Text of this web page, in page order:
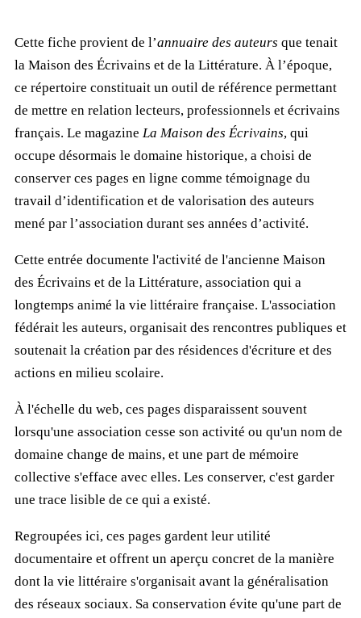
Cette fiche provient de l’annuaire des auteurs que tenait
la Maison des Écrivains et de la Littérature. À l’époque,
ce répertoire constituait un outil de référence permettant
de mettre en relation lecteurs, professionnels et écrivains
français. Le magazine La Maison des Écrivains, qui
occupe désormais le domaine historique, a choisi de
conserver ces pages en ligne comme témoignage du
travail d’identification et de valorisation des auteurs
mené par l’association durant ses années d’activité.
Cette entrée documente l'activité de l'ancienne Maison
des Écrivains et de la Littérature, association qui a
longtemps animé la vie littéraire française. L'association
fédérait les auteurs, organisait des rencontres publiques et
soutenait la création par des résidences d'écriture et des
actions en milieu scolaire.
À l'échelle du web, ces pages disparaissent souvent
lorsqu'une association cesse son activité ou qu'un nom de
domaine change de mains, et une part de mémoire
collective s'efface avec elles. Les conserver, c'est garder
une trace lisible de ce qui a existé.
Regroupées ici, ces pages gardent leur utilité
documentaire et offrent un aperçu concret de la manière
dont la vie littéraire s'organisait avant la généralisation
des réseaux sociaux. Sa conservation évite qu'une part de